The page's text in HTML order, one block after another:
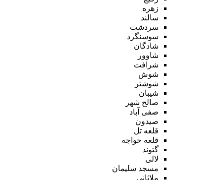
زهره
سالند
سردشت
سوسنگرد
شادگان
شاوور
شرافت
شوش
شوشتر
شیبان
صالح شهر
صفی آباد
صیدون
قلعه تل
قلعه خواجه
گتوند
لالی
مسجد سلیمان
ملاثانی